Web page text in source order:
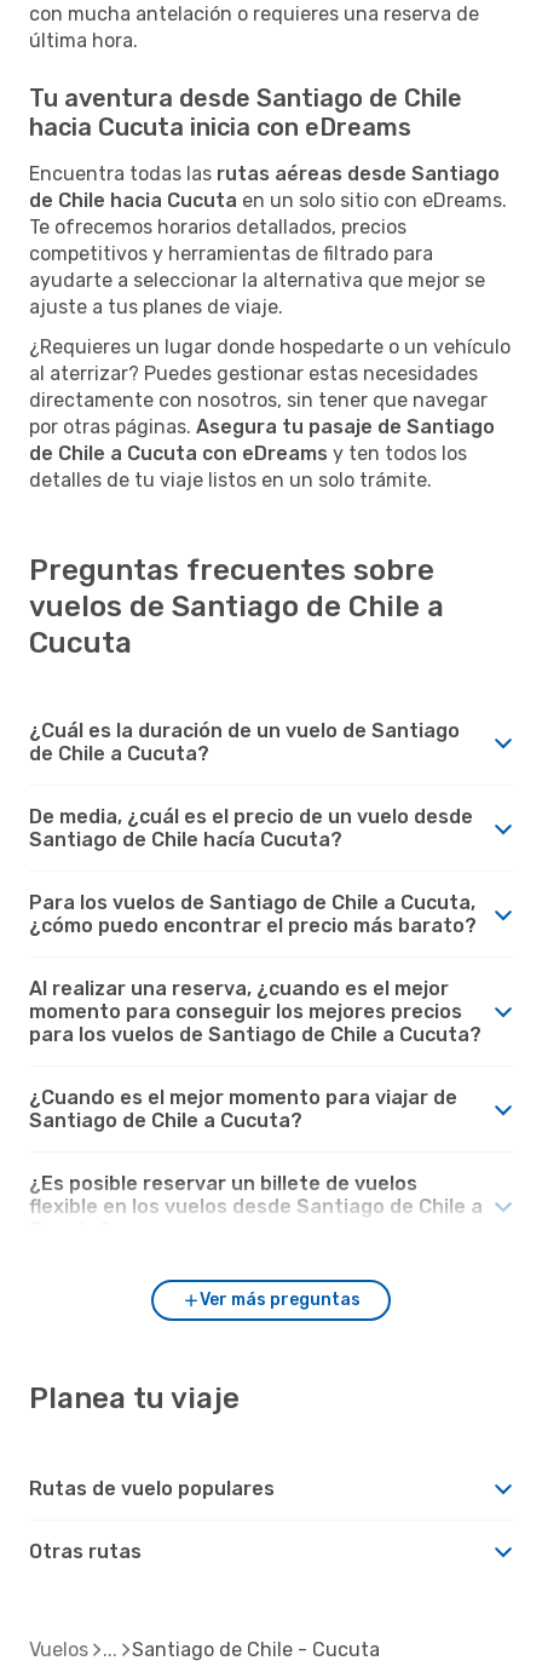
con mucha antelación o requieres una reserva de
última hora.
Tu aventura desde Santiago de Chile
hacia Cucuta inicia con eDreams
Encuentra todas las rutas aéreas desde Santiago
de Chile hacia Cucuta en un solo sitio con eDreams.
Te ofrecemos horarios detallados, precios
competitivos y herramientas de filtrado para
ayudarte a seleccionar la alternativa que mejor se
ajuste a tus planes de viaje.
¿Requieres un lugar donde hospedarte o un vehículo
al aterrizar? Puedes gestionar estas necesidades
directamente con nosotros, sin tener que navegar
por otras páginas. Asegura tu pasaje de Santiago
de Chile a Cucuta con eDreams y ten todos los
detalles de tu viaje listos en un solo trámite.
Preguntas frecuentes sobre
vuelos de Santiago de Chile a
Cucuta
¿Cuál es la duración de un vuelo de Santiago
de Chile a Cucuta?
De media, ¿cuál es el precio de un vuelo desde
Santiago de Chile hacía Cucuta?
Para los vuelos de Santiago de Chile a Cucuta,
¿cómo puedo encontrar el precio más barato?
Al realizar una reserva, ¿cuando es el mejor
momento para conseguir los mejores precios
para los vuelos de Santiago de Chile a Cucuta?
¿Cuando es el mejor momento para viajar de
Santiago de Chile a Cucuta?
¿Es posible reservar un billete de vuelos
flexible en los vuelos desde Santiago de Chile a
Ver más preguntas
Planea tu viaje
Rutas de vuelo populares
Otras rutas
Vuelos Santiago de Chile - Cucuta